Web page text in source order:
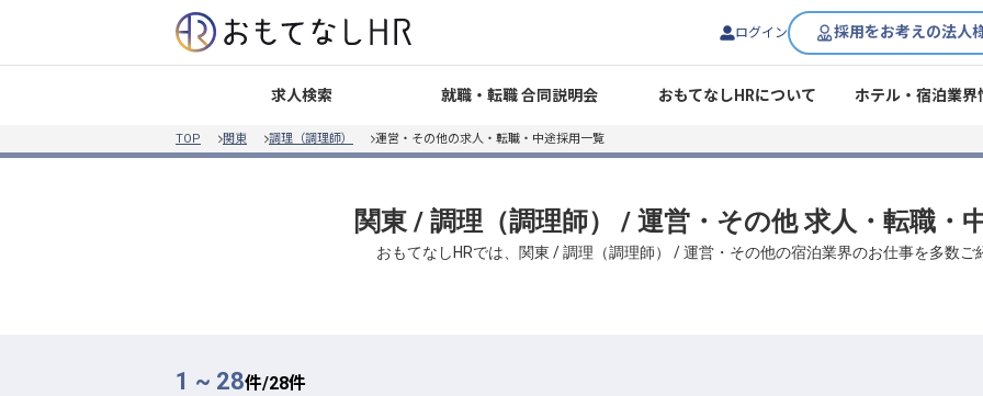
ログイン 採用をお考えの法人
求人検索 就職・転職 合同説明会 おもてなしHRについて ホテル・宿泊業界
TOP 関東 調理（調理師） 運営・その他の求人・転職・中途採用一覧
関東 / 調理（調理師） / 運営・その他 求人・転職・
おもてなしHRでは、関東 / 調理（調理師） / 運営・その他の宿泊業界のお仕事を多数ご
1 ~ 28件/28件